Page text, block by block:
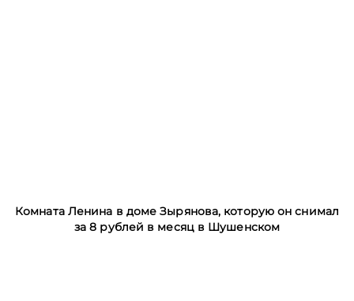
Комната Ленина в доме Зырянова, которую он снимал
за 8 рублей в месяц в Шушенском